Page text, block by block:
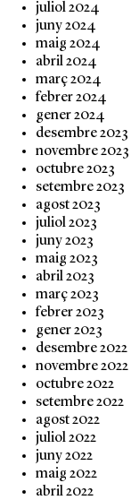
juliol 2024
juny 2024
maig 2024
abril 2024
març 2024
febrer 2024
gener 2024
desembre 2023
novembre 2023
octubre 2023
setembre 2023
agost 2023
juliol 2023
juny 2023
maig 2023
abril 2023
març 2023
febrer 2023
gener 2023
desembre 2022
novembre 2022
octubre 2022
setembre 2022
agost 2022
juliol 2022
juny 2022
maig 2022
abril 2022